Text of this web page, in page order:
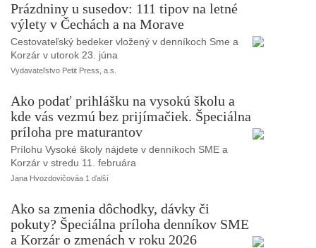
Prázdniny u susedov: 111 tipov na letné
výlety v Čechách a na Morave
Cestovateľský bedeker vložený v denníkoch Sme a
Korzár v utorok 23. júna
Vydavateľstvo Petit Press, a.s.
Ako podať prihlášku na vysokú školu a
kde vás vezmú bez prijímačiek. Špeciálna
príloha pre maturantov
Prílohu Vysoké školy nájdete v denníkoch SME a
Korzár v stredu 11. februára
Jana Hvozdovičováa 1 ďalší
Ako sa zmenia dôchodky, dávky či
pokuty? Špeciálna príloha denníkov SME
a Korzár o zmenách v roku 2026